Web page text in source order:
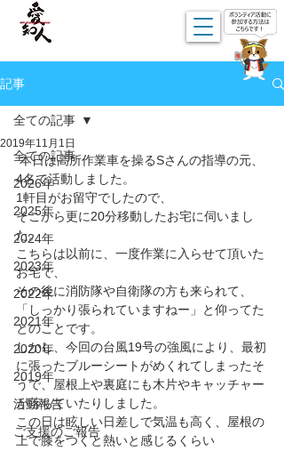
記事
全ての記事
2026年
2025年
2024年
2023年
2022年
2021年
2020年
2019年
活動報告
ご支援のご報告
全ての記事
2019年11月1日
本日は高所作業車を操るSさんの指導の元、
4名で活動しました。
1軒目がお留守でしたので、
そこから更に20分移動したお宅に伺いまし
た。
こちらは以前に、一度作業に入らせて頂いた
お宅で、
その後に消防隊や自衛隊の方も来られて、
「しっかり張られていますねー」と仰ってた
とのことです。
しかし、今回の台風19号の強風により、最初
に張ったブルーシートがめくれてしまったそ
うで、屋根上や裏庭にも木片やキャッチャー
が落ちていたりしました。
この日は眩しい日差しで気温も高く、屋根の
上で膝をつくと熱いと感じるくらい